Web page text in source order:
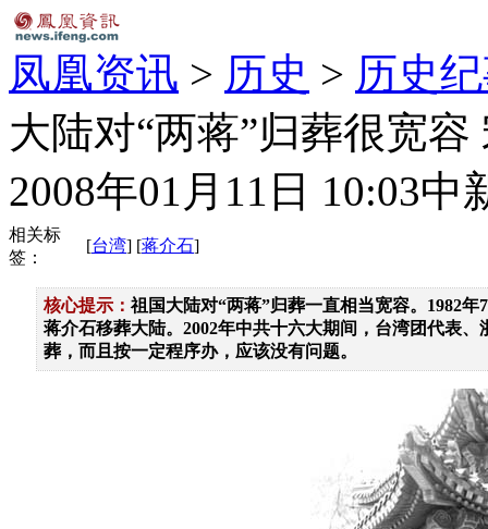
凤凰资讯 > 历史 > 历史
大陆对“两蒋”归葬很宽
2008年01月11日 10:03中
相关标
签：
[台湾] [蒋介石]
核心提示： 祖国大陆对“两蒋”归葬一直相当宽容。1982
蒋介石移葬大陆。2002年中共十六大期间，台湾团代表
葬，而且按一定程序办，应该没有问题。